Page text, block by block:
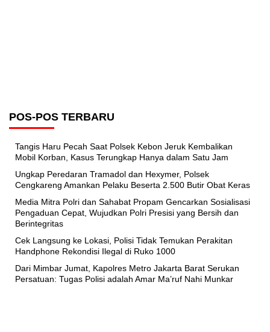
POS-POS TERBARU
Tangis Haru Pecah Saat Polsek Kebon Jeruk Kembalikan
Mobil Korban, Kasus Terungkap Hanya dalam Satu Jam
Ungkap Peredaran Tramadol dan Hexymer, Polsek
Cengkareng Amankan Pelaku Beserta 2.500 Butir Obat Keras
Media Mitra Polri dan Sahabat Propam Gencarkan Sosialisasi
Pengaduan Cepat, Wujudkan Polri Presisi yang Bersih dan
Berintegritas
Cek Langsung ke Lokasi, Polisi Tidak Temukan Perakitan
Handphone Rekondisi Ilegal di Ruko 1000
Dari Mimbar Jumat, Kapolres Metro Jakarta Barat Serukan
Persatuan: Tugas Polisi adalah Amar Ma’ruf Nahi Munkar